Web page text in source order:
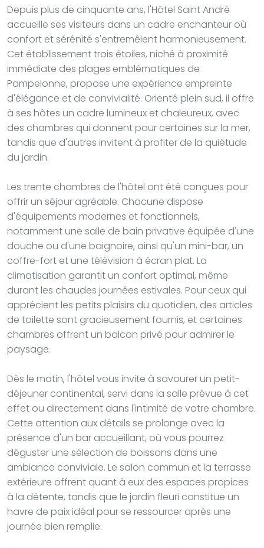
Depuis plus de cinquante ans, l'Hôtel Saint André
accueille ses visiteurs dans un cadre enchanteur où
confort et sérénité s'entremêlent harmonieusement.
Cet établissement trois étoiles, niché à proximité
immédiate des plages emblématiques de
Pampelonne, propose une expérience empreinte
d'élégance et de convivialité. Orienté plein sud, il offre
à ses hôtes un cadre lumineux et chaleureux, avec
des chambres qui donnent pour certaines sur la mer,
tandis que d'autres invitent à profiter de la quiétude
du jardin.
Les trente chambres de l'hôtel ont été conçues pour
offrir un séjour agréable. Chacune dispose
d'équipements modernes et fonctionnels,
notamment une salle de bain privative équipée d'une
douche ou d'une baignoire, ainsi qu'un mini-bar, un
coffre-fort et une télévision à écran plat. La
climatisation garantit un confort optimal, même
durant les chaudes journées estivales. Pour ceux qui
apprécient les petits plaisirs du quotidien, des articles
de toilette sont gracieusement fournis, et certaines
chambres offrent un balcon privé pour admirer le
paysage.
Dès le matin, l'hôtel vous invite à savourer un petit-
déjeuner continental, servi dans la salle prévue à cet
effet ou directement dans l'intimité de votre chambre.
Cette attention aux détails se prolonge avec la
présence d'un bar accueillant, où vous pourrez
déguster une sélection de boissons dans une
ambiance conviviale. Le salon commun et la terrasse
extérieure offrent quant à eux des espaces propices
à la détente, tandis que le jardin fleuri constitue un
havre de paix idéal pour se ressourcer après une
journée bien remplie.